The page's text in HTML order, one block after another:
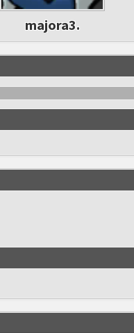
majora3.